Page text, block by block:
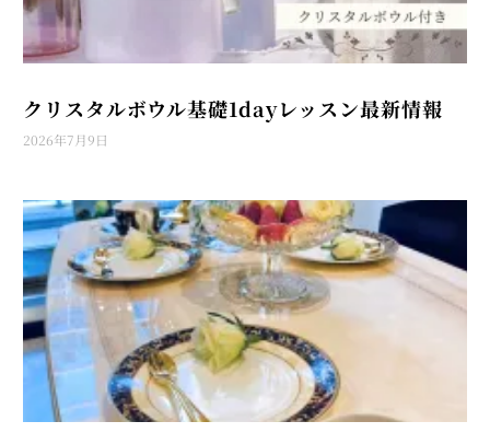
クリスタルボウル基礎1dayレッスン最新情報
2026年7月9日